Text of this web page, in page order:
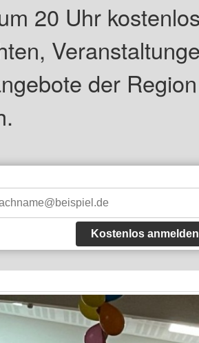
20 Uhr
der
Kostenlos anmelden